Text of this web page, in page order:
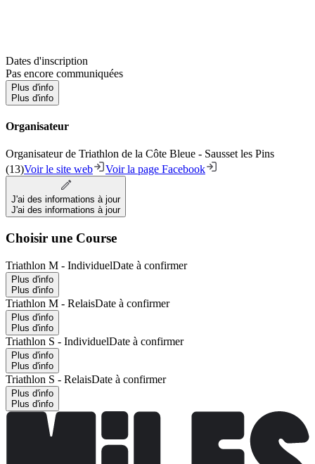
Dates d'inscription
Pas encore communiquées
Plus d'info
Plus d'info
Organisateur
Organisateur de Triathlon de la Côte Bleue - Sausset les Pins
(13)Voir le site web Voir la page Facebook
J'ai des informations à jour
J'ai des informations à jour
Choisir une Course
Triathlon M - IndividuelDate à confirmer
Plus d'info
Plus d'info
Triathlon M - RelaisDate à confirmer
Plus d'info
Plus d'info
Triathlon S - IndividuelDate à confirmer
Plus d'info
Plus d'info
Triathlon S - RelaisDate à confirmer
Plus d'info
Plus d'info